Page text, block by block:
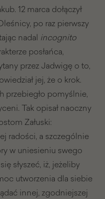
12 marca dołączył
po raz pierwszy
nadal incognito
posłańca,
przez Jadwigę o to,
jej, że o krok.
przebiegło pomyślnie,
Tak opisał naoczny
Załuski:
radości, a szczególnie
w uniesieniu swego
słyszeć, iż, jeżeliby
utworzenia dla siebie
innej, zgodniejszej